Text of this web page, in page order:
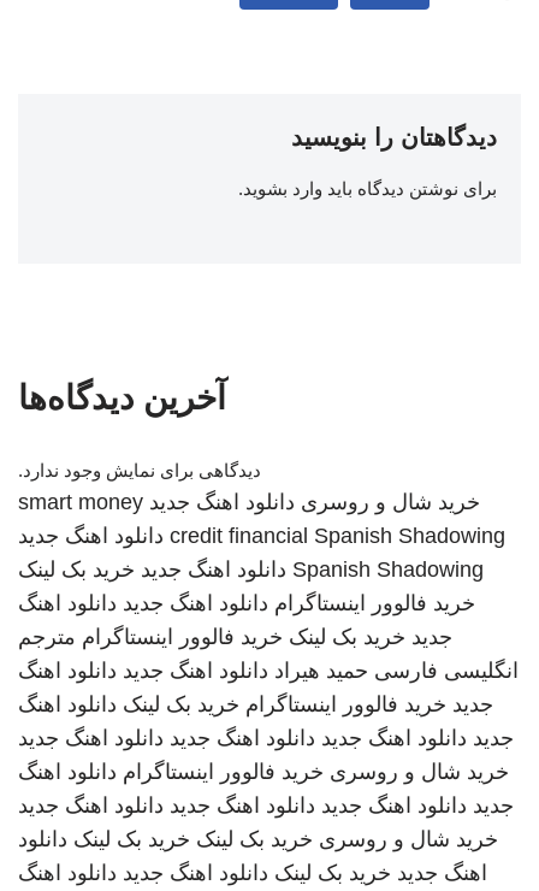
دیدگاهتان را بنویسید
برای نوشتن دیدگاه باید وارد بشوید.
آخرین دیدگاه‌ها
دیدگاهی برای نمایش وجود ندارد.
خرید شال و روسری دانلود اهنگ جدید smart money
credit financial Spanish Shadowing
دانلود اهنگ جدید
Spanish Shadowing دانلود اهنگ جدید خرید بک لینک
خرید فالوور اینستاگرام دانلود اهنگ جدید دانلود اهنگ
جدید خرید بک لینک خرید فالوور اینستاگرام مترجم
انگلیسی فارسی حمید هیراد دانلود اهنگ جدید دانلود اهنگ
جدید خرید فالوور اینستاگرام خرید بک لینک دانلود اهنگ
جدید دانلود اهنگ جدید دانلود اهنگ جدید دانلود اهنگ جدید
خرید شال و روسری خرید فالوور اینستاگرام دانلود اهنگ
جدید دانلود اهنگ جدید دانلود اهنگ جدید دانلود اهنگ جدید
خرید شال و روسری خرید بک لینک خرید بک لینک دانلود
اهنگ جدید خرید بک لینک دانلود اهنگ جدید دانلود اهنگ